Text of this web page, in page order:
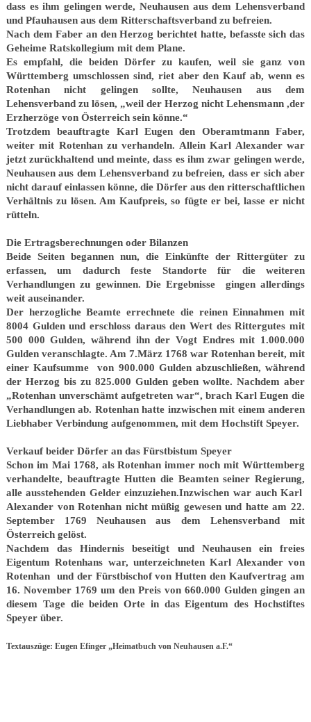
dass es ihm gelingen werde, Neuhausen aus dem Lehensverband
und Pfauhausen aus dem Ritterschaftsverband zu befreien.
Nach dem Faber an den Herzog berichtet hatte, befasste sich das
Geheime Ratskollegium mit dem Plane.
Es empfahl, die beiden Dörfer zu kaufen, weil sie ganz von
Württemberg umschlossen sind, riet aber den Kauf ab, wenn es
Rotenhan nicht gelingen sollte, Neuhausen aus dem
Lehensverband zu lösen, „weil der Herzog nicht Lehensmann ,der
Erzherzöge von Österreich sein könne.“
Trotzdem beauftragte Karl Eugen den Oberamtmann Faber,
weiter mit Rotenhan zu verhandeln. Allein Karl Alexander war
jetzt zurückhaltend und meinte, dass es ihm zwar gelingen werde,
Neuhausen aus dem Lehensverband zu befreien, dass er sich aber
nicht darauf einlassen könne, die Dörfer aus den ritterschaftlichen
Verhältnis zu lösen. Am Kaufpreis, so fügte er bei, lasse er nicht
rütteln.
Die Ertragsberechnungen oder Bilanzen
Beide Seiten begannen nun, die Einkünfte der Rittergüter zu
erfassen, um dadurch feste Standorte für die weiteren
Verhandlungen zu gewinnen. Die Ergebnisse gingen allerdings
weit auseinander.
Der herzogliche Beamte errechnete die reinen Einnahmen mit
8004 Gulden und erschloss daraus den Wert des Rittergutes mit
500 000 Gulden, während ihn der Vogt Endres mit 1.000.000
Gulden veranschlagte. Am 7.März 1768 war Rotenhan bereit, mit
einer Kaufsumme von 900.000 Gulden abzuschließen, während
der Herzog bis zu 825.000 Gulden geben wollte. Nachdem aber
„Rotenhan unverschämt aufgetreten war“, brach Karl Eugen die
Verhandlungen ab. Rotenhan hatte inzwischen mit einem anderen
Liebhaber Verbindung aufgenommen, mit dem Hochstift Speyer.
Verkauf beider Dörfer an das Fürstbistum Speyer
Schon im Mai 1768, als Rotenhan immer noch mit Württemberg
verhandelte, beauftragte Hutten die Beamten seiner Regierung,
alle ausstehenden Gelder einzuziehen.Inzwischen war auch Karl
Alexander von Rotenhan nicht müßig gewesen und hatte am 22.
September 1769 Neuhausen aus dem Lehensverband mit
Österreich gelöst.
Nachdem das Hindernis beseitigt und Neuhausen ein freies
Eigentum Rotenhans war, unterzeichneten Karl Alexander von
Rotenhan und der Fürstbischof von Hutten den Kaufvertrag am
16. November 1769 um den Preis von 660.000 Gulden gingen an
diesem Tage die beiden Orte in das Eigentum des Hochstiftes
Speyer über.
Textauszüge: Eugen Efinger „Heimatbuch von Neuhausen a.F.“